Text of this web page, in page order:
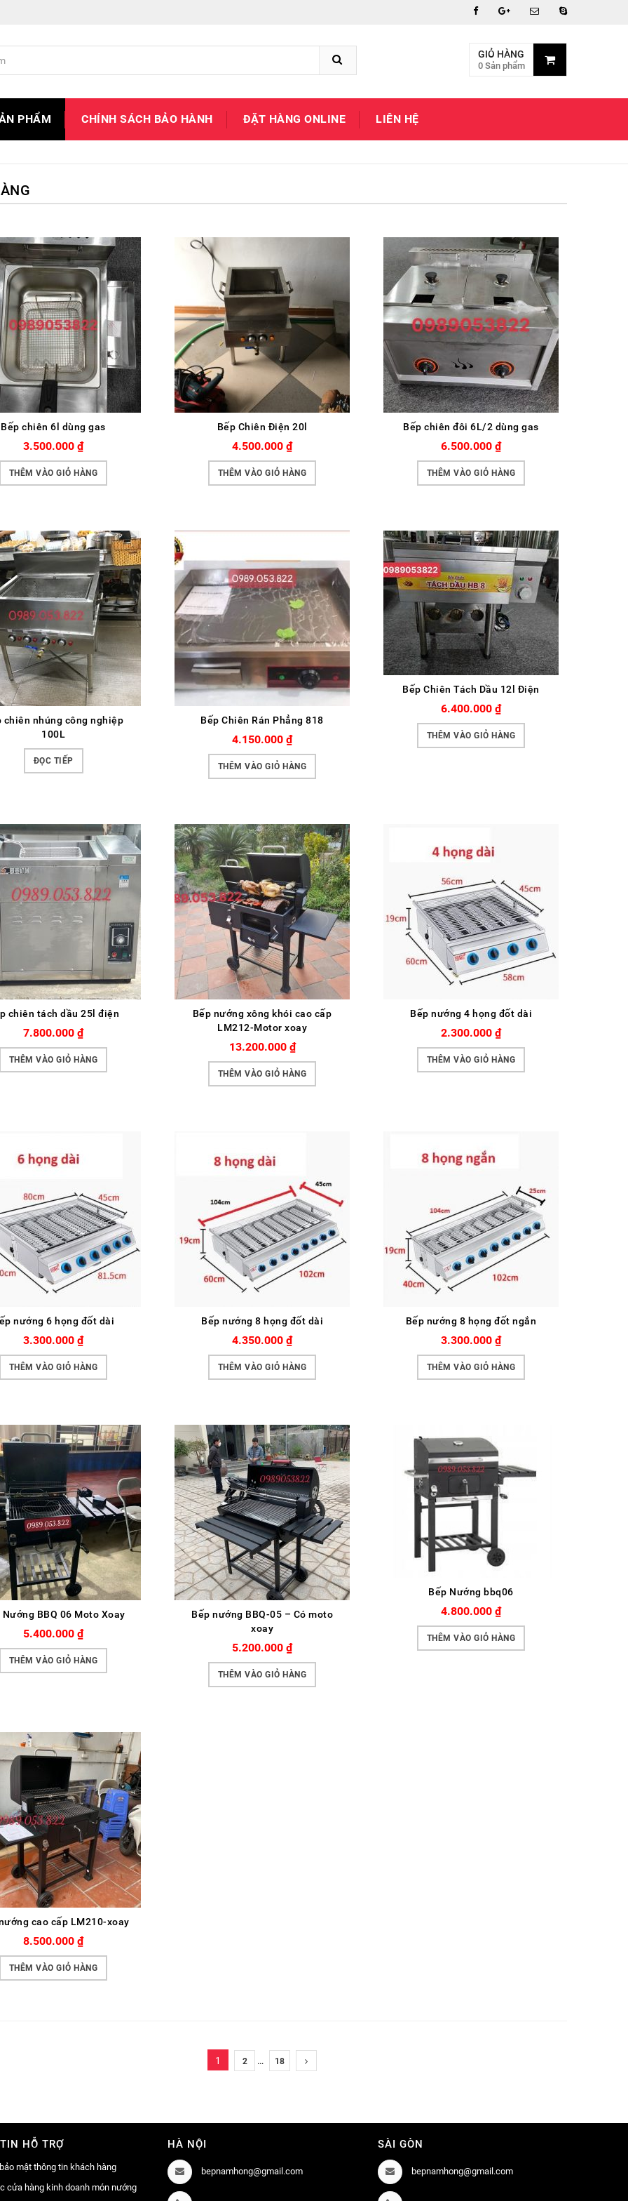
GIỎ HÀNG
0 Sản phẩm
PHẨM CHÍNH SÁCH BẢO HÀNH ĐẶT HÀNG ONLINE LIÊN HỆ
Bếp chiên 6l dùng gas
3.500.000 ₫
THÊM VÀO GIỎ HÀNG
Bếp Chiên Điện 20l
4.500.000 ₫
THÊM VÀO GIỎ HÀNG
Bếp chiên đôi 6L/2 dùng gas
6.500.000 ₫
THÊM VÀO GIỎ HÀNG
chiên nhúng công nghiệp
100L
ĐỌC TIẾP
Bếp Chiên Rán Phẳng 818
4.150.000 ₫
THÊM VÀO GIỎ HÀNG
Bếp Chiên Tách Dầu 12l Điện
6.400.000 ₫
THÊM VÀO GIỎ HÀNG
chiên tách dầu 25l điện
7.800.000 ₫
THÊM VÀO GIỎ HÀNG
Bếp nướng xông khói cao cấp
LM212-Motor xoay
13.200.000 ₫
THÊM VÀO GIỎ HÀNG
Bếp nướng 4 họng đốt dài
2.300.000 ₫
THÊM VÀO GIỎ HÀNG
nướng 6 họng đốt dài
3.300.000 ₫
THÊM VÀO GIỎ HÀNG
Bếp nướng 8 họng đốt dài
4.350.000 ₫
THÊM VÀO GIỎ HÀNG
Bếp nướng 8 họng đốt ngắn
3.300.000 ₫
THÊM VÀO GIỎ HÀNG
Nướng BBQ 06 Moto Xoay
5.400.000 ₫
THÊM VÀO GIỎ HÀNG
Bếp nướng BBQ-05 – Có moto
xoay
5.200.000 ₫
THÊM VÀO GIỎ HÀNG
Bếp Nướng bbq06
4.800.000 ₫
THÊM VÀO GIỎ HÀNG
cao cấp LM210-xoay
8.500.000 ₫
THÊM VÀO GIỎ HÀNG
1 2 … 18
HỖ TRỢ
mật thông tin khách hàng
cửa hàng kinh doanh món nướng
HÀ NỘI
bepnamhong@gmail.com
SÀI GÒN
bepnamhong@gmail.com